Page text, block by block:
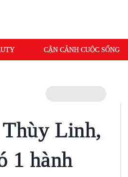
CẬN CẢNH CUỘC SỐNG
Linh,
1 hành